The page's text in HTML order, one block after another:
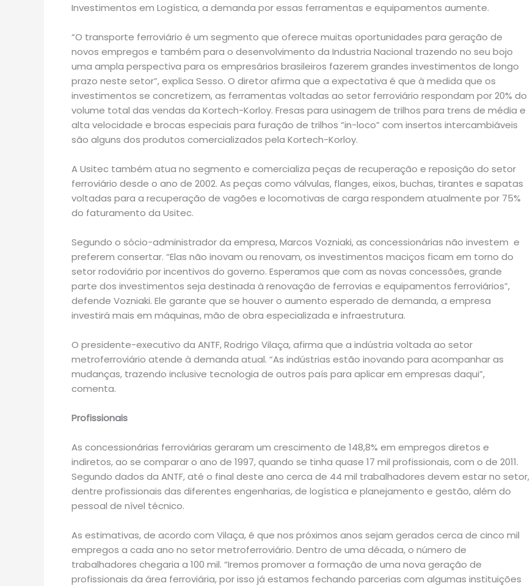
Investimentos em Logística, a demanda por essas ferramentas e equipamentos aumente.
“O transporte ferroviário é um segmento que oferece muitas oportunidades para geração de
novos empregos e também para o desenvolvimento da Industria Nacional trazendo no seu bojo
uma ampla perspectiva para os empresários brasileiros fazerem grandes investimentos de longo
prazo neste setor”, explica Sesso. O diretor afirma que a expectativa é que à medida que os
investimentos se concretizem, as ferramentas voltadas ao setor ferroviário respondam por 20% do
volume total das vendas da Kortech-Korloy. Fresas para usinagem de trilhos para trens de média e
alta velocidade e brocas especiais para furação de trilhos “in-loco” com insertos intercambiáveis
são alguns dos produtos comercializados pela Kortech-Korloy.
A Usitec também atua no segmento e comercializa peças de recuperação e reposição do setor
ferroviário desde o ano de 2002. As peças como válvulas, flanges, eixos, buchas, tirantes e sapatas
voltadas para a recuperação de vagões e locomotivas de carga respondem atualmente por 75%
do faturamento da Usitec.
Segundo o sócio-administrador da empresa, Marcos Vozniaki, as concessionárias não investem e
preferem consertar. “Elas não inovam ou renovam, os investimentos maciços ficam em torno do
setor rodoviário por incentivos do governo. Esperamos que com as novas concessões, grande
parte dos investimentos seja destinada à renovação de ferrovias e equipamentos ferroviários”,
defende Vozniaki. Ele garante que se houver o aumento esperado de demanda, a empresa
investirá mais em máquinas, mão de obra especializada e infraestrutura.
O presidente-executivo da ANTF, Rodrigo Vilaça, afirma que a indústria voltada ao setor
metroferroviário atende à demanda atual. “As indústrias estão inovando para acompanhar as
mudanças, trazendo inclusive tecnologia de outros país para aplicar em empresas daqui”,
comenta.
Profissionais
As concessionárias ferroviárias geraram um crescimento de 148,8% em empregos diretos e
indiretos, ao se comparar o ano de 1997, quando se tinha quase 17 mil profissionais, com o de 2011.
Segundo dados da ANTF, até o final deste ano cerca de 44 mil trabalhadores devem estar no setor,
dentre profissionais das diferentes engenharias, de logística e planejamento e gestão, além do
pessoal de nível técnico.
As estimativas, de acordo com Vilaça, é que nos próximos anos sejam gerados cerca de cinco mil
empregos a cada ano no setor metroferroviário. Dentro de uma década, o número de
trabalhadores chegaria a 100 mil. “Iremos promover a formação de uma nova geração de
profissionais da área ferroviária, por isso já estamos fechando parcerias com algumas instituições